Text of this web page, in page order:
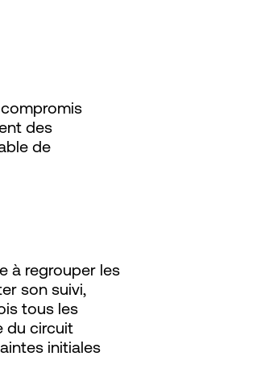
des
de
à regrouper les
son suivi,
tous les
du circuit
initiales